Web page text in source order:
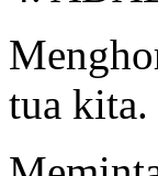
tua kita.